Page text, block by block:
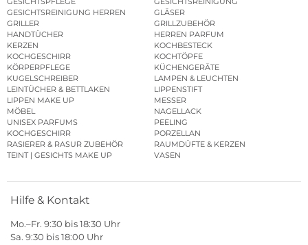
GESICHTSREINIGUNG HERREN
GLÄSER
GRILLER
GRILLZUBEHÖR
HANDTÜCHER
HERREN PARFUM
KERZEN
KOCHBESTECK
KOCHGESCHIRR
KOCHTÖPFE
KÖRPERPFLEGE
KÜCHENGERÄTE
KUGELSCHREIBER
LAMPEN & LEUCHTEN
LEINTÜCHER & BETTLAKEN
LIPPENSTIFT
LIPPEN MAKE UP
MESSER
MÖBEL
NAGELLACK
UNISEX PARFUMS
PEELING
KOCHGESCHIRR
PORZELLAN
RASIERER & RASUR ZUBEHÖR
RAUMDÜFTE & KERZEN
TEINT | GESICHTS MAKE UP
VASEN
Hilfe & Kontakt
Mo.–Fr. 9:30 bis 18:30 Uhr
Sa. 9:30 bis 18:00 Uhr